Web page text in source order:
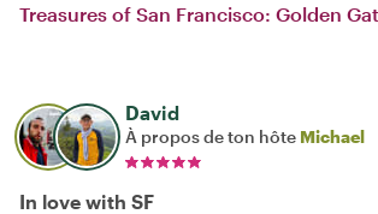
Treasures of San Francisco: Golden
David
À propos de ton hôte Michael
In love with SF